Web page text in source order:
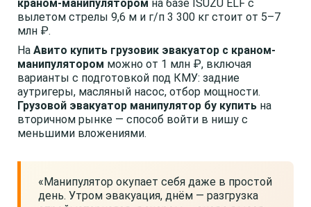
краном-манипулятором на базе ISUZU ELF с
вылетом стрелы 9,6 м и г/п 3 300 кг стоит от 5–7
млн ₽.
На Авито купить грузовик эвакуатор с краном-
манипулятором можно от 1 млн ₽, включая
варианты с подготовкой под КМУ: задние
аутригеры, масляный насос, отбор мощности.
Грузовой эвакуатор манипулятор бу купить на
вторичном рынке — способ войти в нишу с
меньшими вложениями.
«Манипулятор окупает себя даже в простой
день. Утром эвакуация, днём — разгрузка